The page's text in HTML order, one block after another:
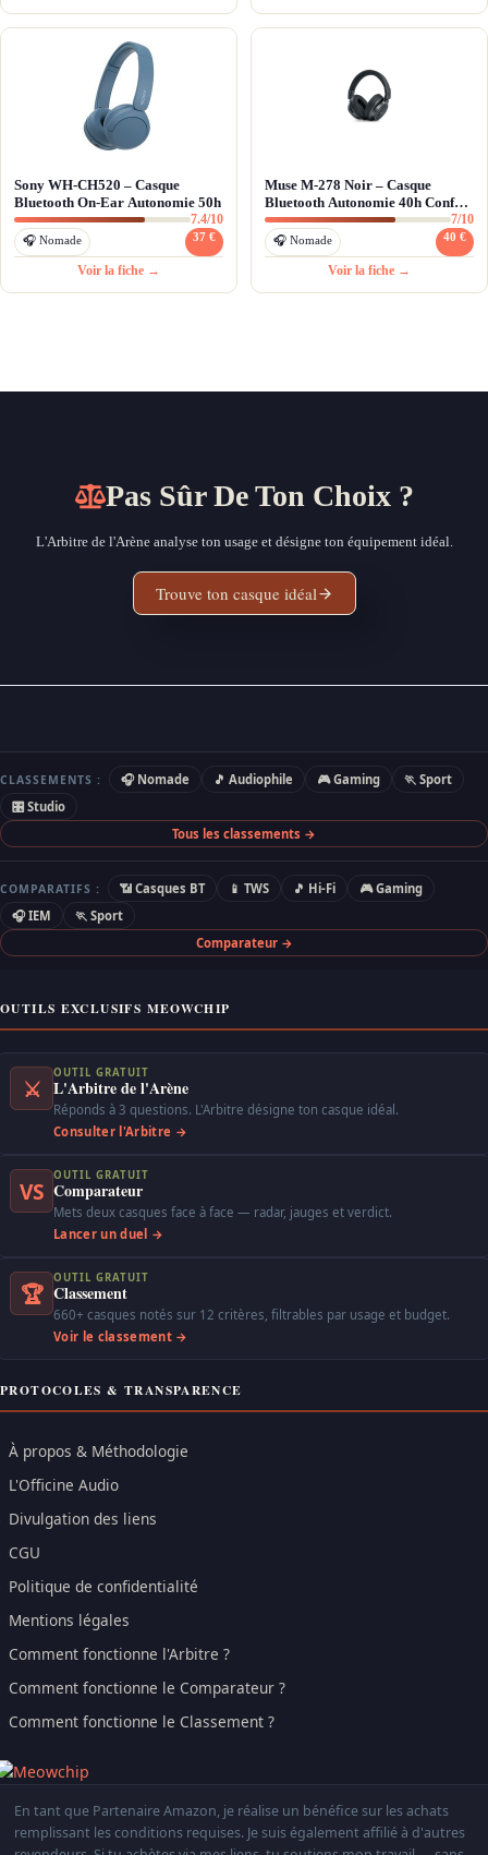
Sony WH-CH520 – Casque
Bluetooth On-Ear Autonomie 50h
7.4/10
🎧 Nomade 37 €
Voir la fiche →
Muse M-278 Noir – Casque
Bluetooth Autonomie 40h Confort
Quotidien
7/10
🎧 Nomade 40 €
Voir la fiche →
Pas Sûr De Ton Choix ?
L'Arbitre de l'Arène analyse ton usage et désigne ton équipement idéal.
Trouve ton casque idéal
CLASSEMENTS : 🎧 Nomade 🎵 Audiophile 🎮 Gaming
🏃 Sport
🎛 Studio
Tous les classements →
COMPARATIFS : 📶 Casques BT 📱 TWS 🎵 Hi-Fi
🎮 Gaming
🎧 IEM
🏃 Sport
Comparateur →
OUTILS EXCLUSIFS MEOWCHIP
⚔
OUTIL GRATUIT
L'Arbitre de l'Arène
Réponds à 3 questions. L'Arbitre désigne ton casque idéal.
Consulter l'Arbitre →
VS
OUTIL GRATUIT
Comparateur
Mets deux casques face à face — radar, jauges et verdict.
Lancer un duel →
🏆
OUTIL GRATUIT
Classement
660+ casques notés sur 12 critères, filtrables par usage et budget.
Voir le classement →
PROTOCOLES & TRANSPARENCE
À propos & Méthodologie
L'Officine Audio
Divulgation des liens
CGU
Politique de confidentialité
Mentions légales
Comment fonctionne l'Arbitre ?
Comment fonctionne le Comparateur ?
Comment fonctionne le Classement ?
En tant que Partenaire Amazon, je réalise un bénéfice sur les achats
remplissant les conditions requises. Je suis également affilié à d'autres